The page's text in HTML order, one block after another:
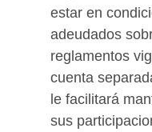
estar en
adeudados
reglamentos
cuenta
le facilitará
sus